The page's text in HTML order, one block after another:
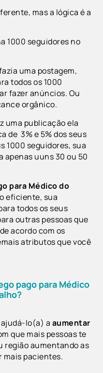
mas a lógica é a
1000 seguidores no
uma postagem,
todos os 1000
fazer anúncios. Ou
orgânico.
uma publicação ela
de 3% e 5% dos seus
1000 seguidores, sua
apenas uuns 30 ou 50
para Médico do
eficiente, sua
todos os seus
outras pessoas que
acordo com os
atributos que você
pago para Médico
lo(a) a aumentar
que mais pessoas te
região aumentando as
mais pacientes.